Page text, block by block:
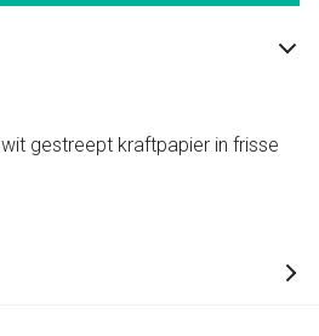
wit gestreept kraftpapier in frisse